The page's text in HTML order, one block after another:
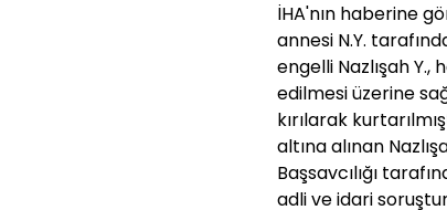
İHA'nın haberine
annesi N.Y.
engelli Nazlışah Y.,
edilmesi üzerine
kırılarak
altına alınan
Başsavcılığı
adli ve idari